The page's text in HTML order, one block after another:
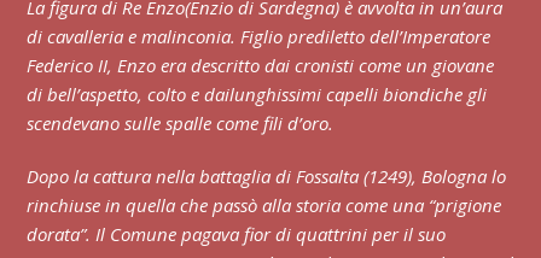
La figura diRe Enzo(Enzio di Sardegna) è avvolta in un’aura
di cavalleria e malinconia. Figlio prediletto dell’Imperatore
Federico II, Enzo era descritto dai cronisti come un giovane
di bell’aspetto, colto e dailunghissimi capelli biondiche gli
scendevano sulle spalle come fili d’oro.
Dopo la cattura nella battaglia di Fossalta (1249), Bologna lo
rinchiuse in quella che passò alla storia come una “prigione
dorata”. Il Comune pagava fior di quattrini per il suo